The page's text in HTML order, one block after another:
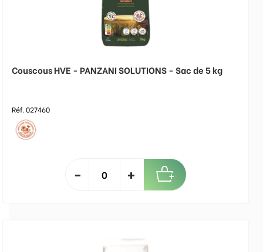
Couscous HVE - PANZANI SOLUTIONS - Sac de 5 kg
Réf. 027460